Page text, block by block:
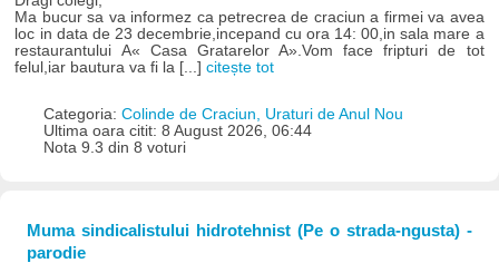
Ma bucur sa va informez ca petrecrea de craciun a firmei va avea
loc in data de 23 decembrie,incepand cu ora 14: 00,in sala mare a
restaurantului A« Casa Gratarelor A».Vom face fripturi de tot
felul,iar bautura va fi la [...]citește tot
Categoria: Colinde de Craciun, Uraturi de Anul Nou
Ultima oara citit: 8 August 2026, 06:44
Nota 9.3 din 8 voturi
Muma sindicalistului hidrotehnist (Pe o strada-ngusta) -
parodie